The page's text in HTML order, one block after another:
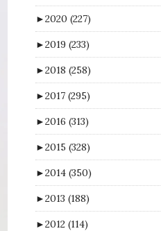
►2020 (227)
►2019 (233)
►2018 (258)
►2017 (295)
►2016 (313)
►2015 (328)
►2014 (350)
►2013 (188)
►2012 (114)